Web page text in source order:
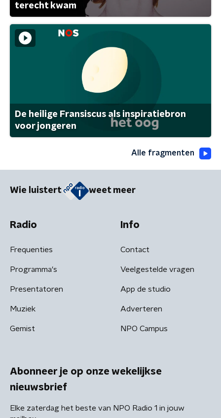
terecht kwam
De heilige Fransiscus als inspiratiebron
voor jongeren
Alle fragmenten
Wie luistert weet meer
Radio
Frequenties
Programma's
Presentatoren
Muziek
Gemist
Info
Contact
Veelgestelde vragen
App de studio
Adverteren
NPO Campus
Abonneer je op onze wekelijkse
nieuwsbrief
Elke zaterdag het beste van NPO Radio 1 in jouw